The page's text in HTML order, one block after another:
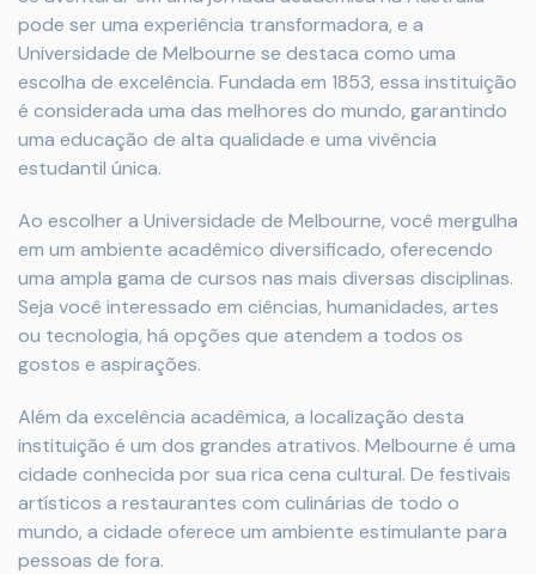
pode ser uma experiência transformadora, e a
Universidade de Melbourne se destaca como uma
escolha de excelência. Fundada em 1853, essa instituição
é considerada uma das melhores do mundo, garantindo
uma educação de alta qualidade e uma vivência
estudantil única.
Ao escolher a Universidade de Melbourne, você mergulha
em um ambiente acadêmico diversificado, oferecendo
uma ampla gama de cursos nas mais diversas disciplinas.
Seja você interessado em ciências, humanidades, artes
ou tecnologia, há opções que atendem a todos os
gostos e aspirações.
Além da excelência acadêmica, a localização desta
instituição é um dos grandes atrativos. Melbourne é uma
cidade conhecida por sua rica cena cultural. De festivais
artísticos a restaurantes com culinárias de todo o
mundo, a cidade oferece um ambiente estimulante para
pessoas de fora.